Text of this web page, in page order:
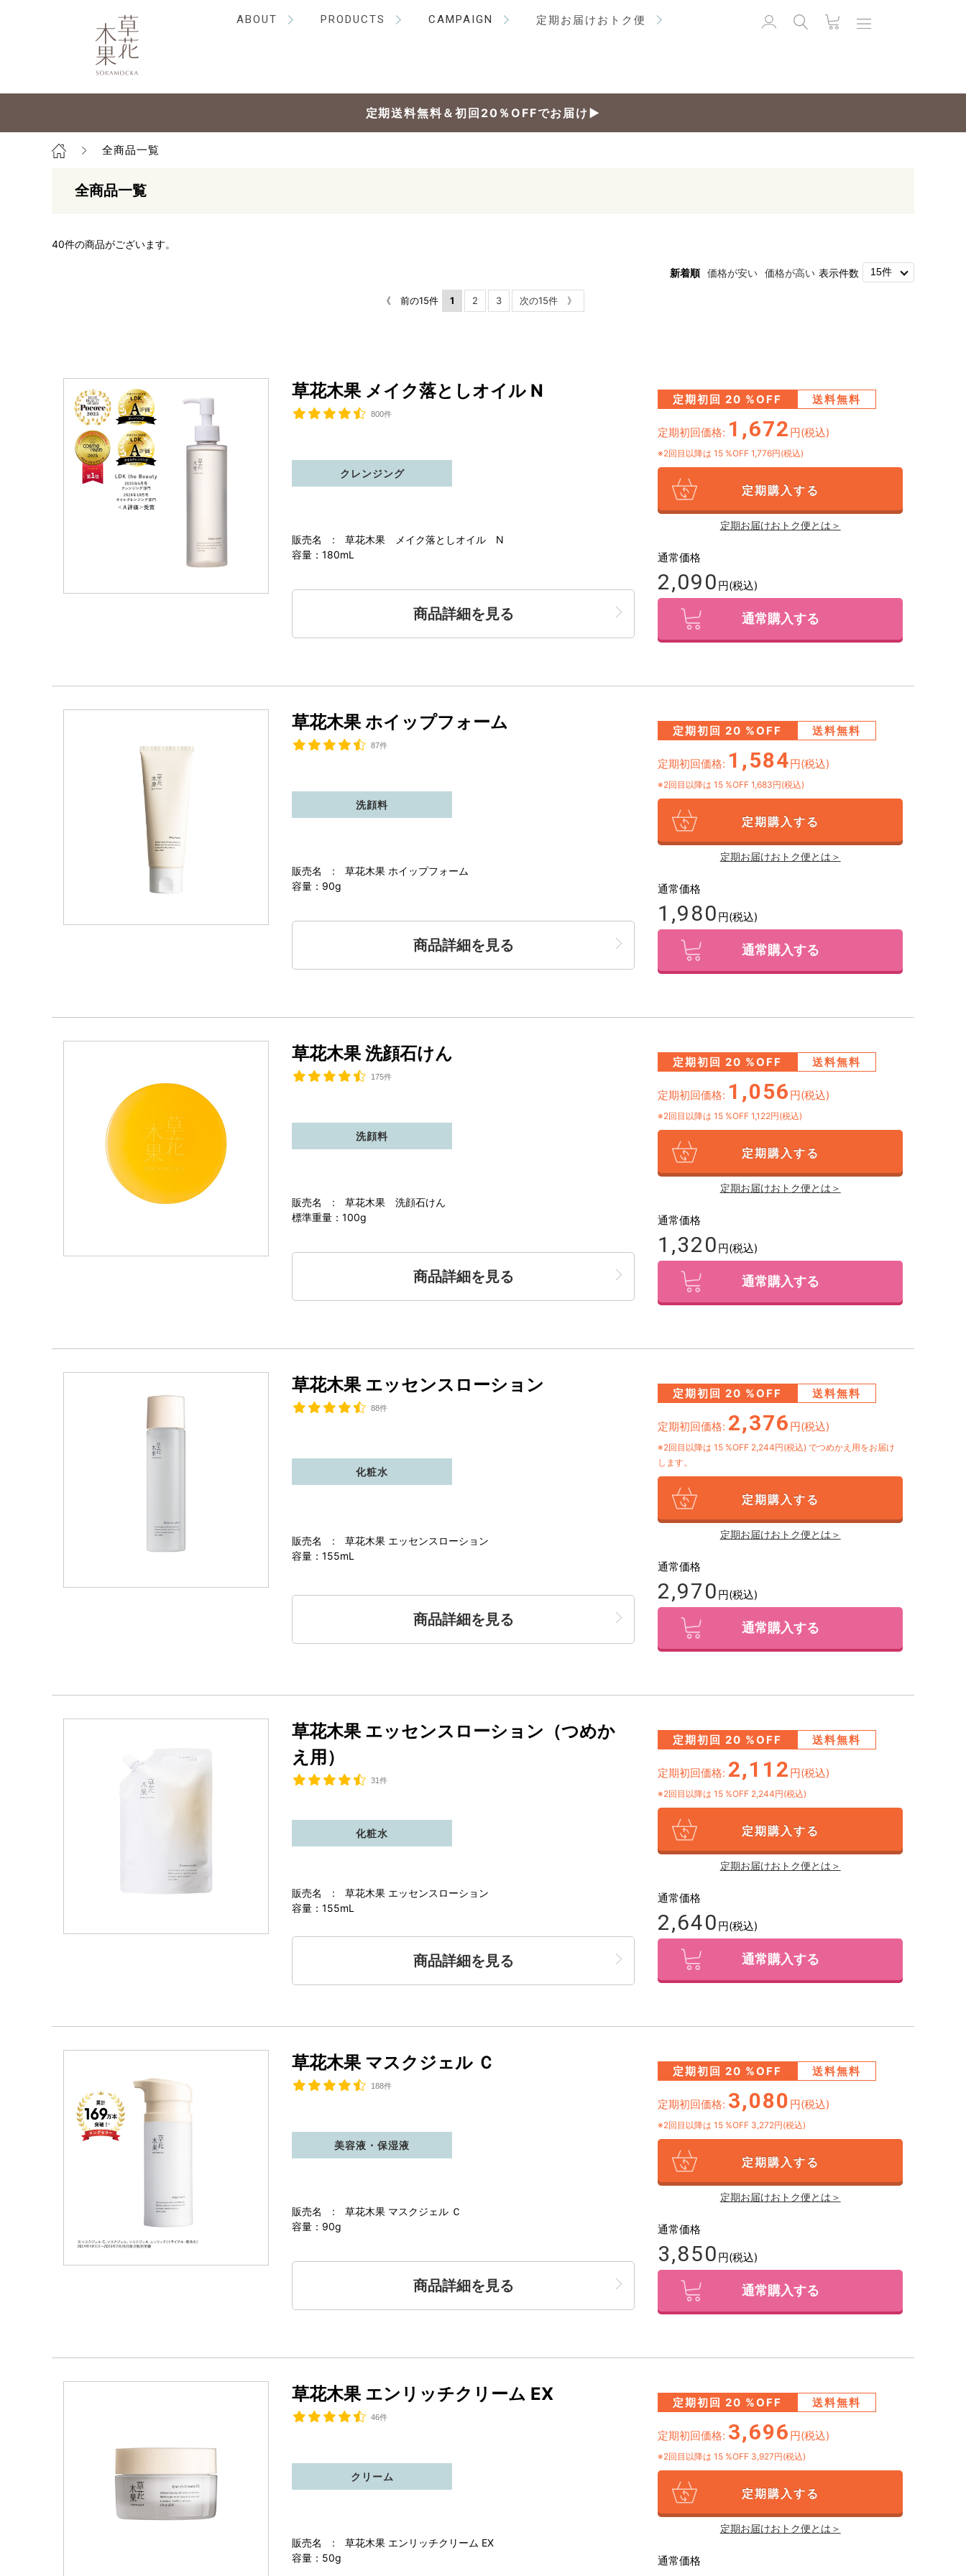
ABOUT PRODUCTS CAMPAIGN 定期お届けおトク便
定期送料無料＆初回20％OFFでお届け▶
全商品一覧
全商品一覧
40件の商品がございます。
新着順 価格が安い 価格が高い 表示件数
《 前の15件 1 2 3 次の15件 》
草花木果 メイク落としオイル N
800件
販売名 : 草花木果 メイク落としオイル N
容量：180mL
クレンジング
商品詳細を見る
定期初回 20 %OFF 送料無料
定期初回価格: 1,672 円(税込)
※2回目以降は 15 %OFF 1,776円(税込)
定期購入する
定期お届けおトク便とは＞
通常価格
2,090 円(税込)
通常購入する
草花木果 ホイップフォーム
87件
販売名 : 草花木果 ホイップフォーム
容量：90g
洗顔料
商品詳細を見る
定期初回 20 %OFF 送料無料
定期初回価格: 1,584円(税込)
※2回目以降は 15 %OFF 1,683円(税込)
定期購入する
定期お届けおトク便とは＞
通常価格
1,980 円(税込)
通常購入する
草花木果 洗顔石けん
175件
販売名 : 草花木果 洗顔石けん
標準重量：100g
洗顔料
商品詳細を見る
定期初回 20 %OFF 送料無料
定期初回価格: 1,056 円(税込)
※2回目以降は 15 %OFF 1,122円(税込)
定期購入する
定期お届けおトク便とは＞
通常価格
1,320 円(税込)
通常購入する
草花木果 エッセンスローション
88件
販売名 : 草花木果 エッセンスローション
容量：155mL
化粧水
商品詳細を見る
定期初回 20 %OFF 送料無料
定期初回価格: 2,376 円(税込)
※2回目以降は 15 %OFF 2,244円(税込)でつめかえ用をお届け
します。
定期購入する
定期お届けおトク便とは＞
通常価格
2,970 円(税込)
通常購入する
草花木果 エッセンスローション（つめか
え用）
31件
販売名 : 草花木果 エッセンスローション
容量：155mL
化粧水
商品詳細を見る
定期初回 20 %OFF 送料無料
定期初回価格: 2,112 円(税込)
※2回目以降は 15 %OFF 2,244円(税込)
定期購入する
定期お届けおトク便とは＞
通常価格
2,640 円(税込)
通常購入する
草花木果 マスクジェル Ｃ
188件
販売名 : 草花木果 マスクジェル Ｃ
容量：90g
美容液・保湿液
商品詳細を見る
定期初回 20 %OFF 送料無料
定期初回価格: 3,080 円(税込)
※2回目以降は 15 %OFF 3,272円(税込)
定期購入する
定期お届けおトク便とは＞
通常価格
3,850 円(税込)
通常購入する
草花木果 エンリッチクリーム EX
46件
販売名 : 草花木果 エンリッチクリーム EX
容量：50g
クリーム
定期初回 20 %OFF 送料無料
定期初回価格: 3,696 円(税込)
※2回目以降は 15 %OFF 3,927円(税込)
定期購入する
定期お届けおトク便とは＞
通常価格